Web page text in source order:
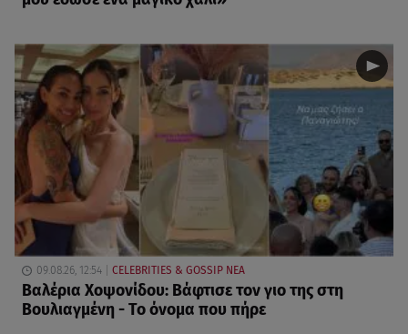
09.08.26, 12:54 CELEBRITIES & GOSSIP ΝΕΑ
Βαλέρια Χοψονίδου: Βάφτισε τον γιο της στη
Βουλιαγμένη - Το όνομα που πήρε